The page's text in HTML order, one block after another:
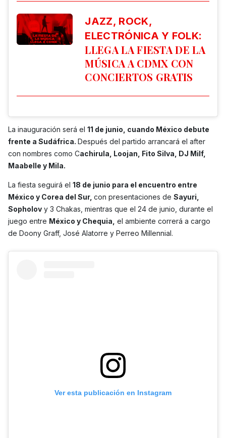
JAZZ, ROCK,
ELECTRÓNICA Y FOLK:
LLEGA LA FIESTA DE LA
MÚSICA A CDMX CON
CONCIERTOS GRATIS
La inauguración será el 11 de junio, cuando México debute
frente a Sudáfrica. Después del partido arrancará el after
con nombres como Cachirula, Loojan, Fito Silva, DJ Milf,
Maabelle y Mila.
La fiesta seguirá el 18 de junio para el encuentro entre
México y Corea del Sur, con presentaciones de Sayuri,
Sopholov y 3 Chakas, mientras que el 24 de junio, durante el
juego entre México y Chequia, el ambiente correrá a cargo
de Doony Graff, José Alatorre y Perreo Millennial.
Ver esta publicación en Instagram